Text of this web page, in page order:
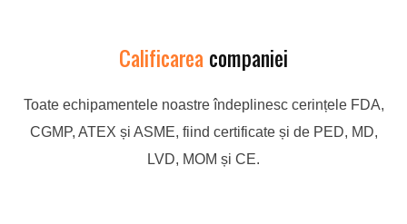
Calificarea companiei
Toate echipamentele noastre îndeplinesc cerințele FDA,
CGMP, ATEX și ASME, fiind certificate și de PED, MD,
LVD, MOM și CE.